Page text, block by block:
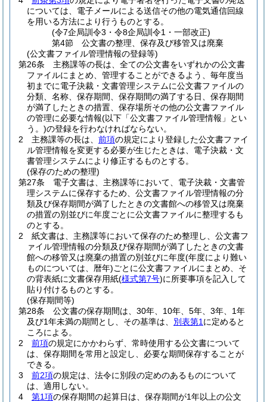
については、電子メールによる送信その他の電気通信回線
を用いる方法により行うものとする。
(令7企局訓令3・令8企局訓令1・一部改正)
第4節
公文書の整理、保存及び移管又は廃棄
(公文書ファイル管理情報の登録等)
第26条
主務課等の長は、全ての公文書をいずれかの公文書
ファイルにまとめ、管理することができるよう、毎年度当
初までに電子決裁・文書管理システムに公文書ファイルの
分類、名称、保存期間、保存期間の満了する日、保存期間
が満了したときの措置、保存場所その他の公文書ファイル
の管理に必要な情報(以下「公文書ファイル管理情報」とい
う。)の登録を行わなければならない。
2
主務課等の長は、 前項の規定により登録した公文書ファイ
ル管理情報を変更する必要が生じたときは、電子決裁・文
書管理システムにより修正するものとする。
(保存のための整理)
第27条
電子文書は、主務課等において、電子決裁・文書管
理システムに保存するため、公文書ファイル管理情報の分
類及び保存期間が満了したときの文書館への移管又は廃棄
の措置の別並びに年度ごとに公文書ファイルに整理するも
のとする。
2
紙文書は、主務課等において保存のため整理し、公文書フ
ァイル管理情報の分類及び保存期間が満了したときの文書
館への移管又は廃棄の措置の別並びに年度(年度により難い
ものについては、暦年)ごとに公文書ファイルにまとめ、そ
の背表紙に文書保存用紙(様式第7号)に所要事項を記入して
貼り付けるものとする。
(保存期間等)
第28条
公文書の保存期間は、30年、10年、5年、3年、1年
及び1年未満の期間とし、その基準は、 別表第1 に定めると
ころによる。
2
前項の規定にかかわらず、常時使用する公文書について
は、保存期間を常用と設定し、必要な期間保存することが
できる。
3
前2項の規定は、法令に別段の定めのあるものについて
は、適用しない。
4
第1項の保存期間の起算日は、保存期間が1年以上の公文